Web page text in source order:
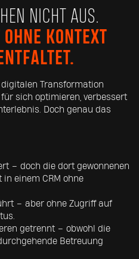
NICHT AUS.
OHNE KONTEXT
T.
Transformation
sich optimieren, verbessert
Doch genau das
– doch die dort gewonnenen
einem CRM ohne
– aber ohne Zugriff auf
getrennt – obwohl die
Betreuung